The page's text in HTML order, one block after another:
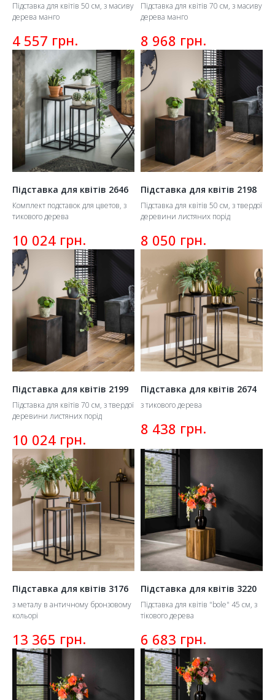
Підставка для квітів 50 см, з масиву
дерева манго
4 557 грн.
Підставка для квітів 70 см, з масиву
дерева манго
8 968 грн.
Підставка для квітів 2646
Комплект подставок для цветов, з
тикового дерева
10 024 грн.
Підставка для квітів 2198
Підставка для квітів 50 см, з твердої
деревини листяних порід
8 050 грн.
Підставка для квітів 2199
Підставка для квітів 70 см, з твердої
деревини листяних порід
10 024 грн.
Підставка для квітів 2674
з тикового дерева
8 438 грн.
Підставка для квітів 3176
з металу в античному бронзовому
кольорі
13 365 грн.
Підставка для квітів 3220
Підставка для квітів "bole" 45 см, з
тікового дерева
6 683 грн.